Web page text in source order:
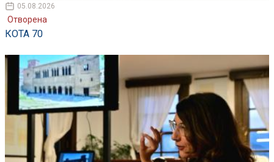
05.08.2026
Отворена
КОТА 70